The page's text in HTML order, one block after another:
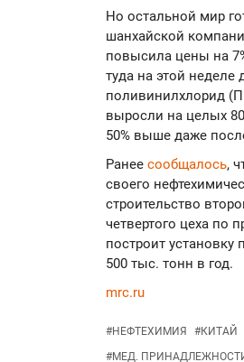
Но остальной мир
шанхайской
повысила цены на
туда на этой
поливинилхлорид
выросли на целых
50% выше даже
Ранее сообщалось,
своего
строительство
четвертого цеха по
построит
500 тыс. тонн в год.
mrc.ru
#НЕФТЕХИМИЯ #КИТАЙ
#МЕД.